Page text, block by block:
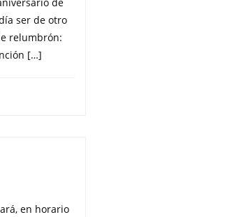
de
ser de otro
relumbrón:
[…]
en horario